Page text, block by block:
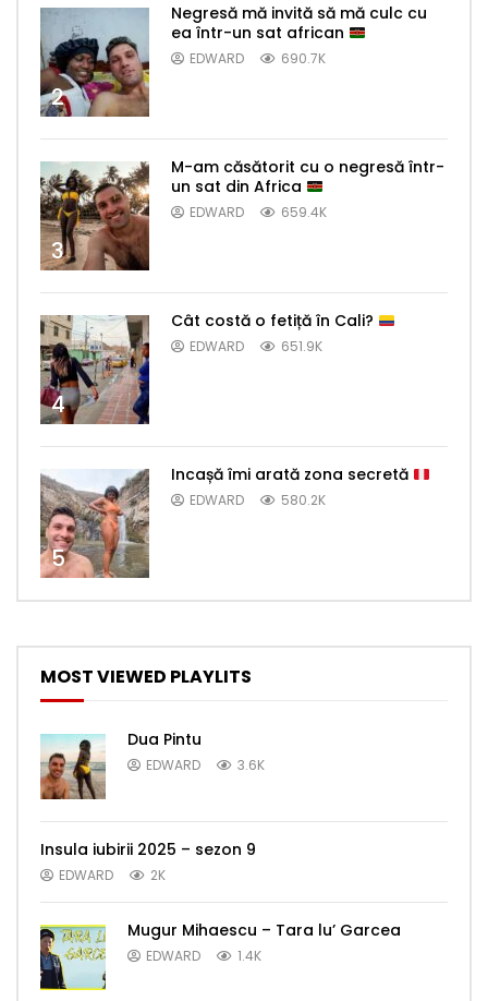
2
Negresă mă invită să mă culc cu
ea într-un sat african
EDWARD 690.7K
3
M-am căsătorit cu o negresă într-
un sat din Africa
EDWARD 659.4K
4
Cât costă o fetiță în Cali?
EDWARD 651.9K
5
Incașă îmi arată zona secretă
EDWARD 580.2K
MOST VIEWED PLAYLITS
Dua Pintu
EDWARD 3.6K
Insula iubirii 2025 – sezon 9
EDWARD 2K
Mugur Mihaescu – Tara lu’ Garcea
EDWARD 1.4K